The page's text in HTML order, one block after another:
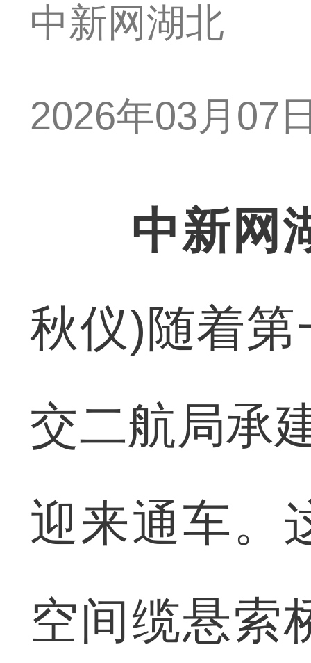
中新网湖北
2026年03月07
中新网
秋仪)随着
交二航局承
迎来通车。
空间缆悬索